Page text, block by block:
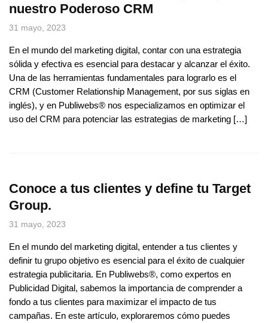
nuestro Poderoso CRM
31 mayo, 2023
En el mundo del marketing digital, contar con una estrategia
sólida y efectiva es esencial para destacar y alcanzar el éxito.
Una de las herramientas fundamentales para lograrlo es el
CRM (Customer Relationship Management, por sus siglas en
inglés), y en Publiwebs® nos especializamos en optimizar el
uso del CRM para potenciar las estrategias de marketing […]
Conoce a tus clientes y define tu Target
Group.
31 mayo, 2023
En el mundo del marketing digital, entender a tus clientes y
definir tu grupo objetivo es esencial para el éxito de cualquier
estrategia publicitaria. En Publiwebs®, como expertos en
Publicidad Digital, sabemos la importancia de comprender a
fondo a tus clientes para maximizar el impacto de tus
campañas. En este artículo, exploraremos cómo puedes